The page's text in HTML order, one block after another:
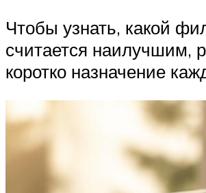
Чтобы узнать, какой
считается наилучшим,
коротко назначение